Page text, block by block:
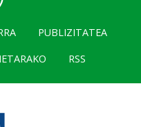
PUBLIZITATEA
RSS